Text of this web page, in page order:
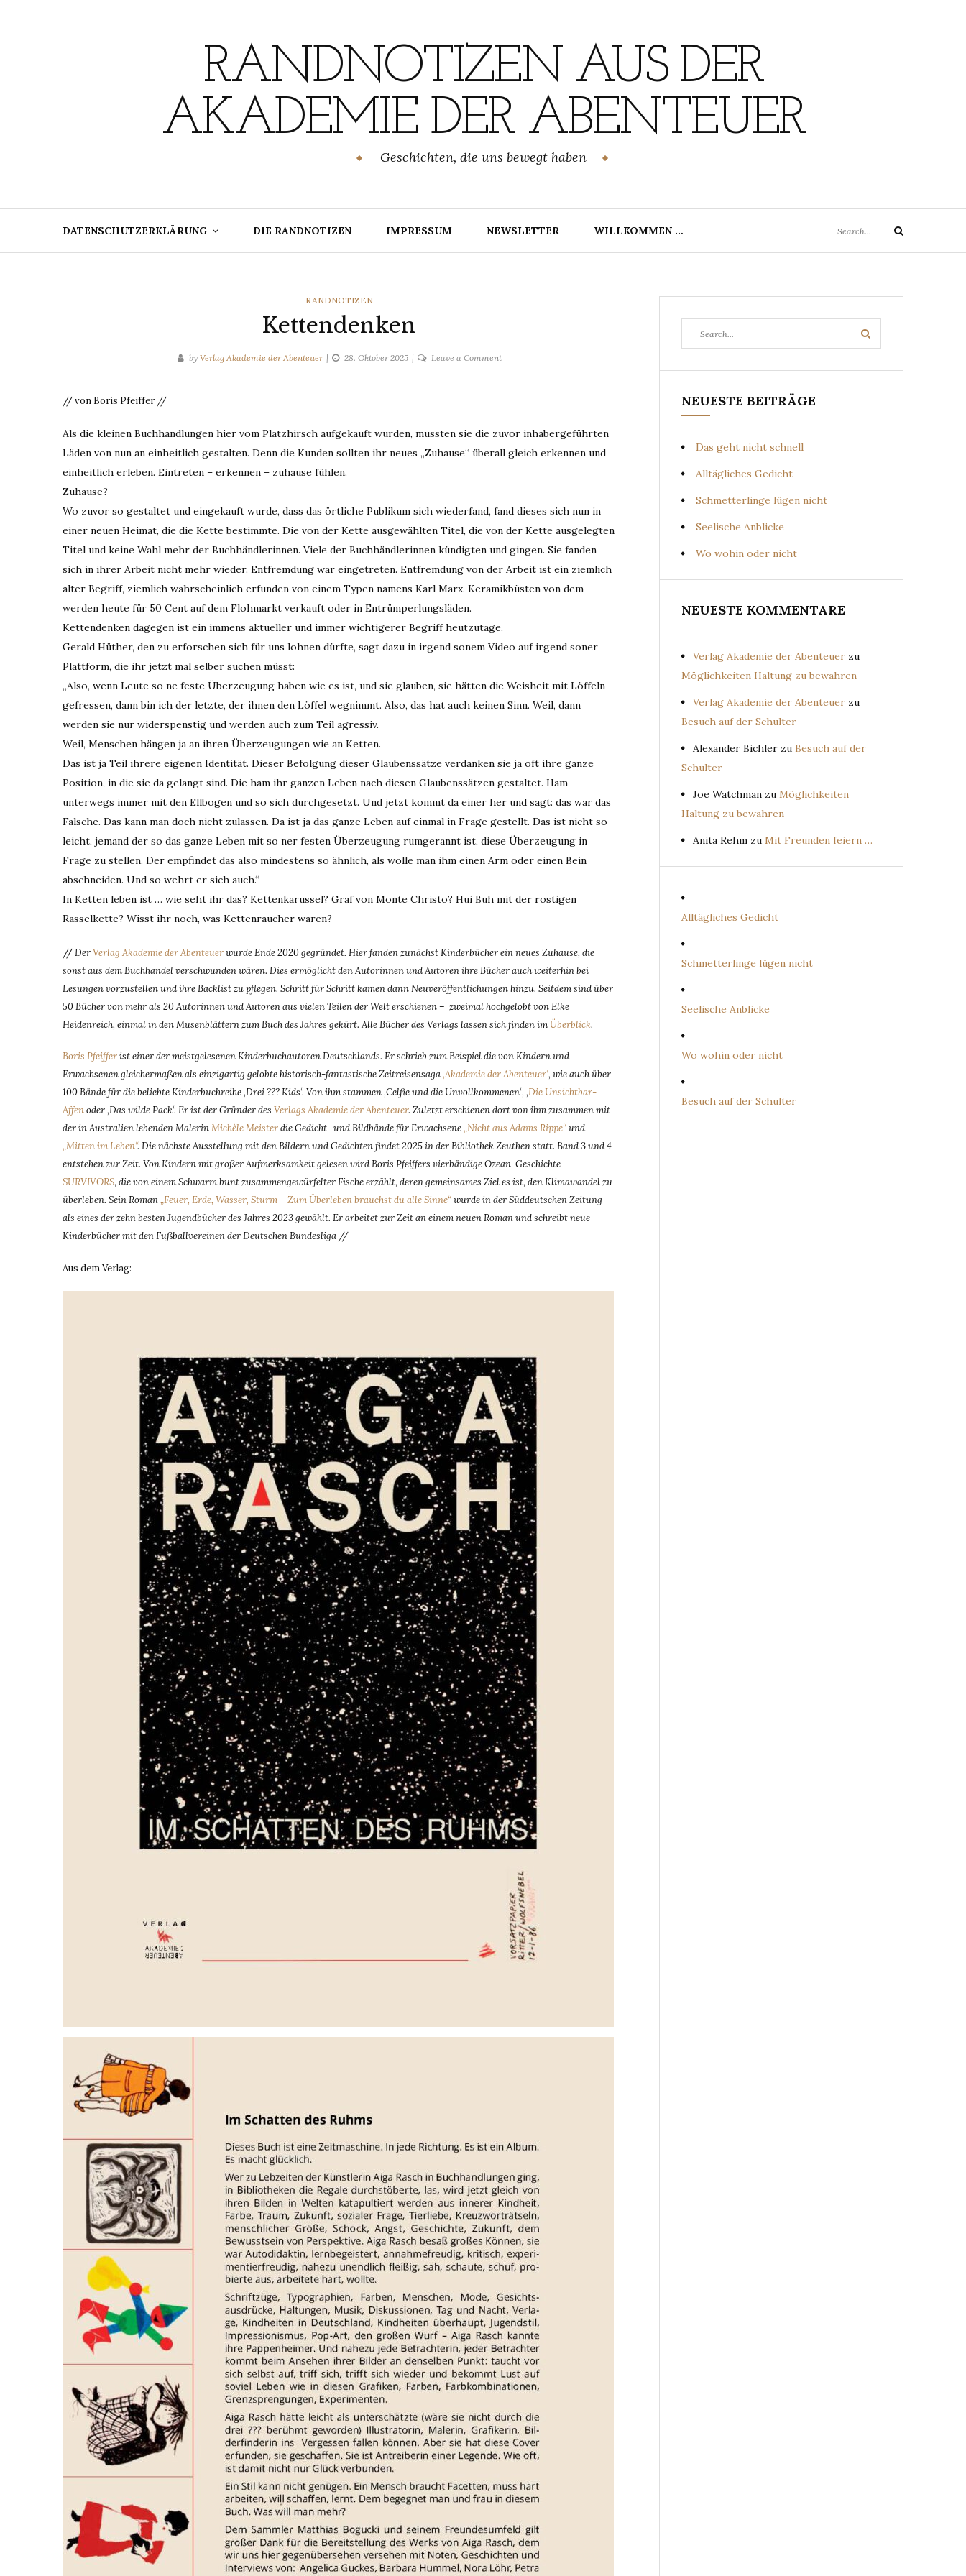
RANDNOTIZEN AUS DER
AKADEMIE DER ABENTEUER
Geschichten, die uns bewegt haben
DATENSCHUTZERKLÄRUNG DIE RANDNOTIZEN IMPRESSUM NEWSLETTER WILLKOMMEN …
for:
Search
CATEGORIES
RANDNOTIZEN
Kettendenken
by Verlag Akademie der Abenteuer 28. Oktober 2025 Leave a Commenton
// von Boris Pfeiffer //
Als die kleinen Buchhandlungen hier vom Platzhirsch aufgekauft wurden, mussten sie die zuvor inhabergeführten
Läden von nun an einheitlich gestalten. Denn die Kunden sollten ihr neues „Zuhause“ überall gleich erkennen und
einheitlich erleben. Eintreten – erkennen – zuhause fühlen.
Zuhause?
Wo zuvor so gestaltet und eingekauft wurde, dass das örtliche Publikum sich wiederfand, fand dieses sich nun in
einer neuen Heimat, die die Kette bestimmte. Die von der Kette ausgewählten Titel, die von der Kette ausgelegten
Titel und keine Wahl mehr der Buchhändlerinnen. Viele der Buchhändlerinnen kündigten und gingen. Sie fanden
sich in ihrer Arbeit nicht mehr wieder. Entfremdung war eingetreten. Entfremdung von der Arbeit ist ein ziemlich
alter Begriff, ziemlich wahrscheinlich erfunden von einem Typen namens Karl Marx. Keramikbüsten von dem
werden heute für 50 Cent auf dem Flohmarkt verkauft oder in Entrümperlungsläden.
Kettendenken dagegen ist ein immens aktueller und immer wichtigerer Begriff heutzutage.
Gerald Hüther, den zu erforschen sich für uns lohnen dürfte, sagt dazu in irgend sonem Video auf irgend soner
Plattform, die ihr jetzt mal selber suchen müsst:
„Also, wenn Leute so ne feste Überzeugung haben wie es ist, und sie glauben, sie hätten die Weisheit mit Löffeln
gefressen, dann bin ich der letzte, der ihnen den Löffel wegnimmt. Also, das hat auch keinen Sinn. Weil, dann
werden sie nur widerspenstig und werden auch zum Teil agressiv.
Weil, Menschen hängen ja an ihren Überzeugungen wie an Ketten.
Das ist ja Teil ihrere eigenen Identität. Dieser Befolgung dieser Glaubenssätze verdanken sie ja oft ihre ganze
Position, in die sie da gelangt sind. Die ham ihr ganzen Leben nach diesen Glaubenssätzen gestaltet. Ham
unterwegs immer mit den Ellbogen und so sich durchgesetzt. Und jetzt kommt da einer her und sagt: das war das
Falsche. Das kann man doch nicht zulassen. Da ist ja das ganze Leben auf einmal in Frage gestellt. Das ist nicht so
leicht, jemand der so das ganze Leben mit so ner festen Überzeugung rumgerannt ist, diese Überzeugung in
Frage zu stellen. Der empfindet das also mindestens so ähnlich, als wolle man ihm einen Arm oder einen Bein
abschneiden. Und so wehrt er sich auch.“
In Ketten leben ist … wie seht ihr das? Kettenkarussel? Graf von Monte Christo? Hui Buh mit der rostigen
Rasselkette? Wisst ihr noch, was Kettenraucher waren?
//DerVerlag Akademie der Abenteuerwurde Ende 2020 gegründet. Hier fanden zunächst Kinderbücher ein neues Zuhause, die
sonst aus dem Buchhandel verschwunden wären. Dies ermöglicht den Autorinnen und Autoren ihre Bücher auch weiterhin bei
Lesungen vorzustellen und ihre Backlist zu pflegen. Schritt für Schritt kamen dann Neuveröffentlichungen hinzu. Seitdem sind über
50 Bücher von mehr als 20 Autorinnen und Autoren aus vielen Teilen der Welt erschienen – zweimal hochgelobt von Elke
Heidenreich, einmal in den Musenblättern zum Buch des Jahres gekürt. Alle Bücher des Verlags lassen sich finden imÜberblick.
Boris Pfeifferist einer der meistgelesenen Kinderbuchautoren Deutschlands. Er schrieb zum Beispiel die von Kindern und
Erwachsenen gleichermaßen als einzigartig gelobte historisch-fantastische Zeitreisensaga‚Akademie der Abenteuer‘, wie auch über
100 Bände für die beliebte Kinderbuchreihe ‚Drei ??? Kids‘. Von ihm stammen ‚Celfie und die Unvollkommenen‘, ‚Die Unsichtbar-
Affenoder ‚Das wilde Pack‘. Er ist der Gründer des Verlags Akademie der Abenteuer. Zuletzt erschienen dort von ihm zusammen mit
der in Australien lebenden MalerinMichèle Meisterdie Gedicht- und Bildbände für Erwachsene„Nicht aus Adams Rippe“und
„Mitten im Leben“. Die nächste Ausstellung mit den Bildern und Gedichten findet 2025 in der Bibliothek Zeuthen statt. Band 3 und 4
entstehen zur Zeit. Von Kindern mit großer Aufmerksamkeit gelesen wird Boris Pfeiffers vierbändige Ozean-Geschichte
SURVIVORS, die von einem Schwarm bunt zusammengewürfelter Fische erzählt, deren gemeinsames Ziel es ist, den Klimawandel zu
überleben. Sein Roman„Feuer, Erde, Wasser, Sturm – Zum Überleben brauchst du alle Sinne“wurde in der Süddeutschen Zeitung
als eines der zehn besten Jugendbücher des Jahres 2023 gewählt. Er arbeitet zur Zeit an einem neuen Roman und schreibt neue
Kinderbücher mit den Fußballvereinen der Deutschen Bundesliga //
Aus dem Verlag:
for:
Search
NEUESTE BEITRÄGE
Das geht nicht schnell
Alltägliches Gedicht
Schmetterlinge lügen nicht
Seelische Anblicke
Wo wohin oder nicht
NEUESTE KOMMENTARE
Verlag Akademie der Abenteuer zu
Möglichkeiten Haltung zu bewahren
Verlag Akademie der Abenteuer zu
Besuch auf der Schulter
Alexander Bichler zu Besuch auf der
Schulter
Joe Watchman zu Möglichkeiten
Haltung zu bewahren
Anita Rehm zu Mit Freunden feiern …
Alltägliches Gedicht
Schmetterlinge lügen nicht
Seelische Anblicke
Wo wohin oder nicht
Besuch auf der Schulter